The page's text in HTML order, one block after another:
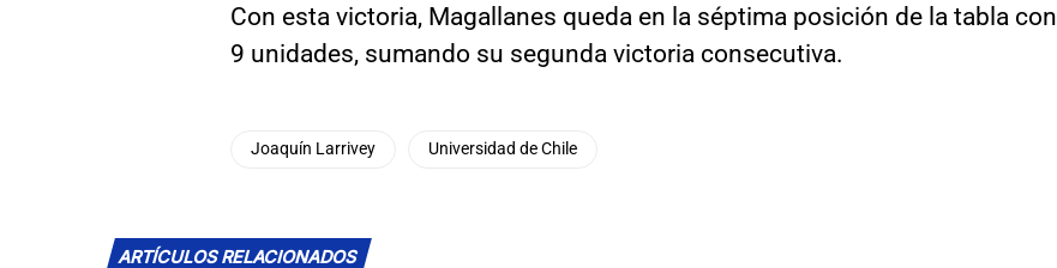
Con esta victoria, Magallanes queda en la séptima posición de la tabla con
9 unidades, sumando su segunda victoria consecutiva.
Joaquín Larrivey Universidad de Chile
ARTÍCULOS RELACIONADOS